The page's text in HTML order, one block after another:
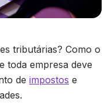
tributárias? Como o
toda empresa deve
de impostos e